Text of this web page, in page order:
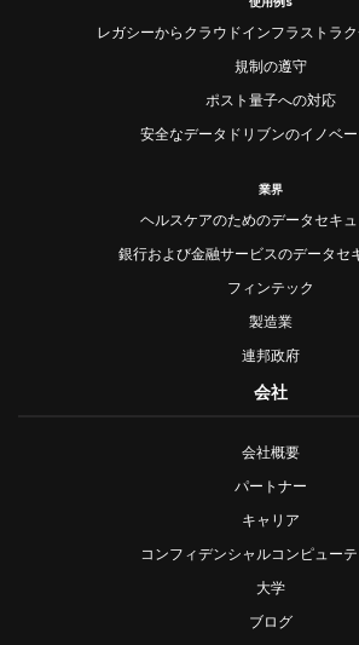
レガシーからクラウドインフラストラ
規制の遵守
ポスト量子への対応
安全なデータドリブンのイノベ
業界
ヘルスケアのためのデータセキ
銀行および金融サービスのデータセ
フィンテック
製造業
連邦政府
会社
会社概要
パートナー
キャリア
コンフィデンシャルコンピュー
大学
ブログ